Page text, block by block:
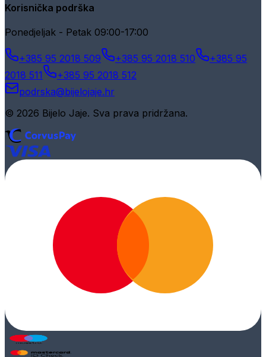
Korisnička podrška
Ponedjeljak - Petak 09:00-17:00
+385 95 2018 509 +385 95 2018 510
+385 95
2018 511
+385 95 2018 512
podrska@bijelojaje.hr
© 2026 Bijelo Jaje. Sva prava pridržana.